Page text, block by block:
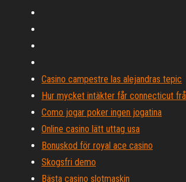
Casino campestre las alejandras tepic
Hur mycket intäkter får connecticut
Como jogar poker ingen jogatina
Online casino lätt uttag usa
Bonuskod för royal ace casino
Skogsfri demo
Bästa casino slotmaskin